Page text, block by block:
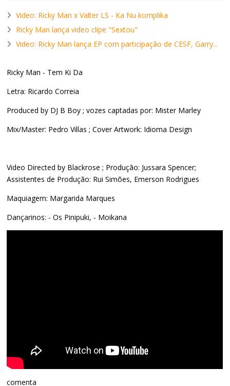
Video: Ricky Man x Valter LS - Ka Nu komplika
Ricky Man lança video clipe "Sextou"
Video: Ricky Man lança EP com participação de CESF, Garry...
Ricky Man - Tem Ki Da
Letra: Ricardo Correia
Produced by DJ B Boy ; vozes captadas por: Mister Marley
Mix/Master: Pedro Villas ; Cover Artwork: Idioma Design
Video Directed by Blackrose ; Produção: Jussara Spencer;
Assistentes de Produção: Rui Simões, Emerson Rodrigues
Maquiagem: Margarida Marques
Dançarinos: - Os Pinipuki, - Moikana
comenta